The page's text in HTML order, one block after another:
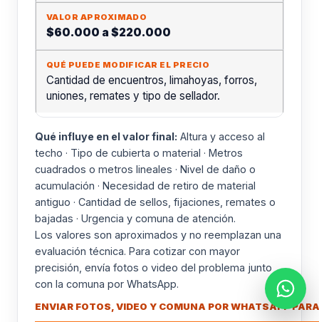
$60.000 a $220.000
Cantidad de encuentros, limahoyas, forros,
uniones, remates y tipo de sellador.
Qué influye en el valor final: Altura y acceso al
techo · Tipo de cubierta o material · Metros
cuadrados o metros lineales · Nivel de daño o
acumulación · Necesidad de retiro de material
antiguo · Cantidad de sellos, fijaciones, remates o
bajadas · Urgencia y comuna de atención.
Los valores son aproximados y no reemplazan una
evaluación técnica. Para cotizar con mayor
precisión, envía fotos o video del problema junto
con la comuna por WhatsApp.
ENVIAR FOTOS, VIDEO Y COMUNA POR WHATSAPP